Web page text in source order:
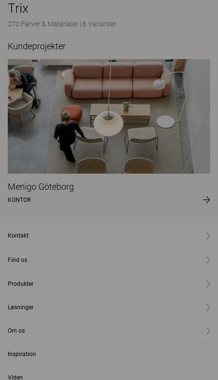
Trix
270 Farver & Materialer | 6 Varianter
Kundeprojekter
Menigo Göteborg
KONTOR
Kontakt
Find os
Produkter
Løsninger
Om os
Inspiration
Viden